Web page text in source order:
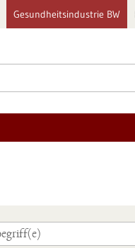
Gesundheitsindustrie BW